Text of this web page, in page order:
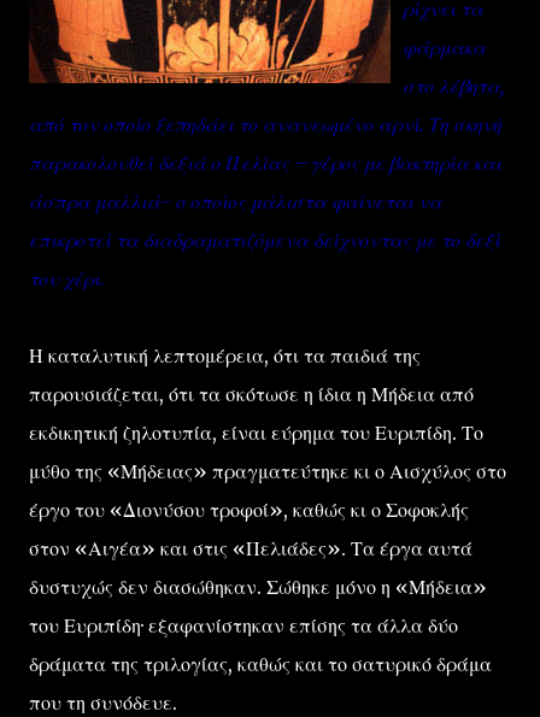
ρίχνει τα
φάρμακα
στο λέβητα,
από τον οποίο ξεπηδάει το ανανεωμένο αρνί. Τη σκηνή
παρακολουθεί δεξιά ο Πελίας –γέρος με βακτηρία και
άσπρα μαλλιά- ο οποίος μάλιστα φαίνεται να
επικροτεί τα διαδραματιζόμενα δείχνοντας με το δεξί
του χέρι.
Η καταλυτική λεπτομέρεια, ότι τα παιδιά της
παρουσιάζεται, ότι τα σκότωσε η ίδια η Μήδεια από
εκδικητική ζηλοτυπία, είναι εύρημα του Ευριπίδη. Το
μύθο της «Μήδειας» πραγματεύτηκε κι ο Αισχύλος στο
έργο του «Διονύσου τροφοί», καθώς κι ο Σοφοκλής
στον «Αιγέα» και στις «Πελιάδες». Τα έργα αυτά
δυστυχώς δεν διασώθηκαν. Σώθηκε μόνο η «Μήδεια»
του Ευριπίδη· εξαφανίστηκαν επίσης τα άλλα δύο
δράματα της τριλογίας, καθώς και το σατυρικό δράμα
που τη συνόδευε.